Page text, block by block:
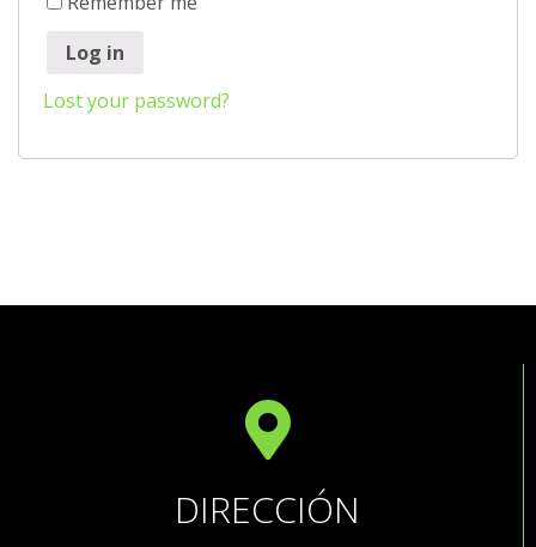
Log in
Lost your password?
DIRECCIÓN